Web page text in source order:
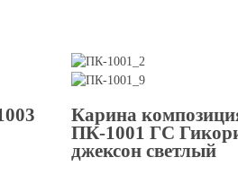
Карина
ПК-1001 ГС
джексон светлый